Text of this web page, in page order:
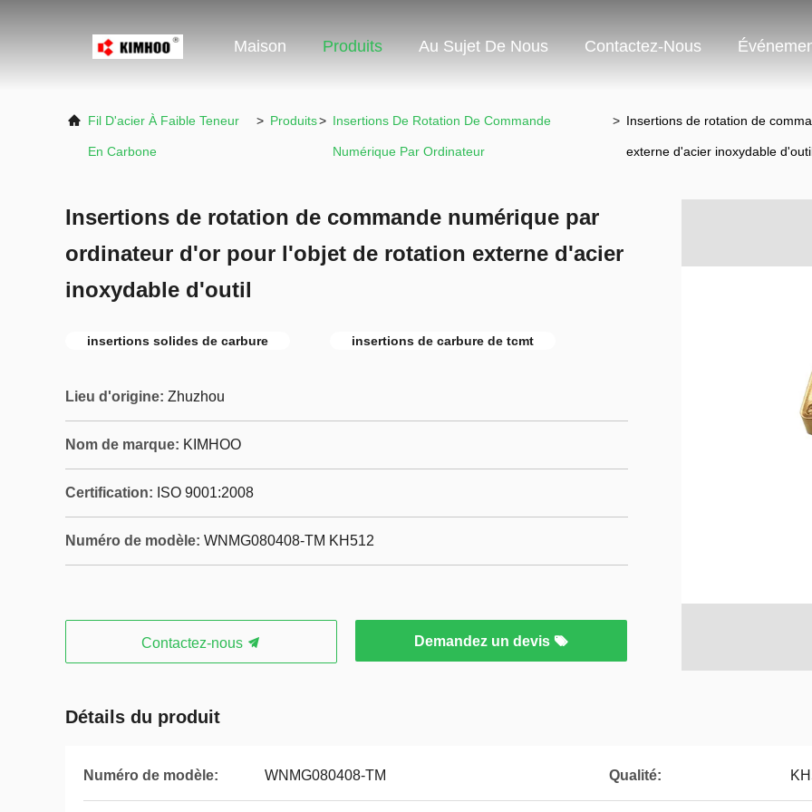
Maison Produits Au Sujet De Nous Contactez-Nous
Fil D'acier À Faible Teneur
En Carbone
> Produits> Insertions De Rotation De Commande
Numérique Par Ordinateur
> Insertions de rotation de
externe d'acier inoxydable
Insertions de rotation de commande numérique par
ordinateur d'or pour l'objet de rotation externe d'acier
inoxydable d'outil
insertions solides de carbure insertions de carbure de tcmt
Lieu d'origine: Zhuzhou
Nom de marque: KIMHOO
Certification: ISO 9001:2008
Numéro de modèle: WNMG080408-TM KH512
Contactez-nous Demandez un devis
Détails du produit
Numéro de modèle: WNMG080408-TM Qualité: